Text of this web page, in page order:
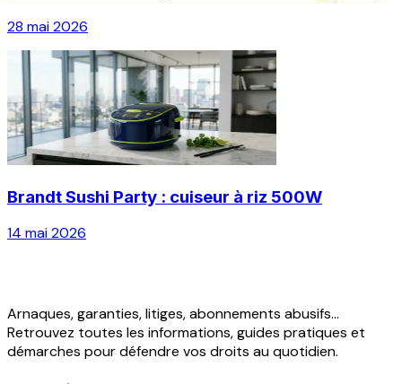
28 mai 2026
Brandt Sushi Party : cuiseur à riz 500W
14 mai 2026
Arnaques, garanties, litiges, abonnements abusifs...
Retrouvez toutes les informations, guides pratiques et
démarches pour défendre vos droits au quotidien.